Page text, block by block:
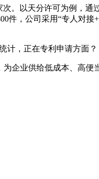
。以天分许可为例，通
，公司采用“专人对接
，正在专利申请方面？
企业供给低成本、高便